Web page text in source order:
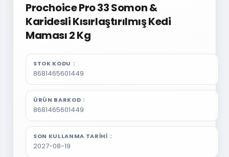
Prochoice Pro 33 Somon &
Karidesli Kısırlaştırılmış Kedi
Maması 2 Kg
STOK KODU
8681465601449
ÜRÜN BARKOD
8681465601449
SON KULLANMA TARIHI
2027-08-19